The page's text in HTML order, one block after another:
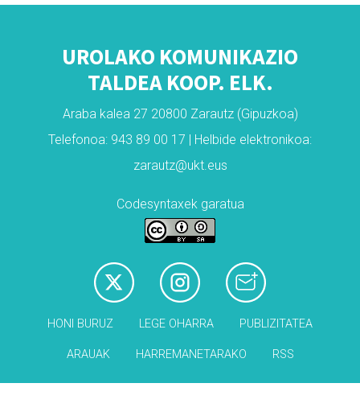
UROLAKO KOMUNIKAZIO
TALDEA KOOP. ELK.
Araba kalea 27 20800 Zarautz (Gipuzkoa)
Telefonoa: 943 89 00 17 | Helbide elektronikoa:
zarautz@ukt.eus
Codesyntaxek garatua
HONI BURUZ LEGE OHARRA PUBLIZITATEA
ARAUAK HARREMANETARAKO RSS